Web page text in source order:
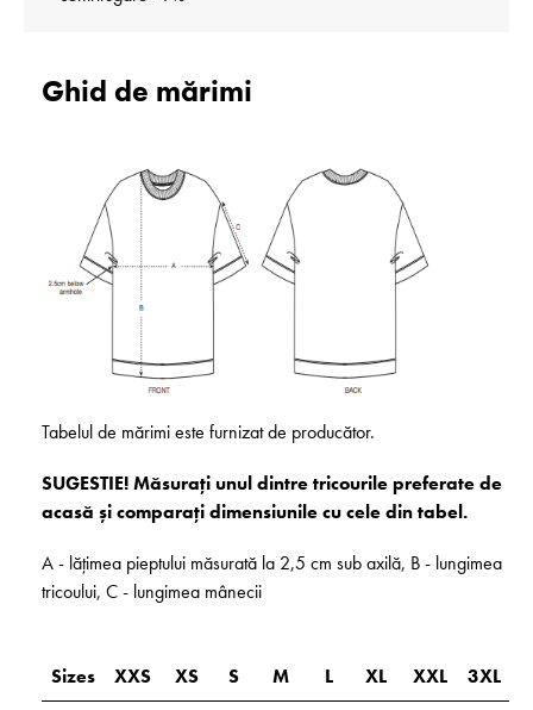
Ghid de mărimi
Tabelul de mărimi este furnizat de producător.
SUGESTIE! Măsurați unul dintre tricourile preferate de
acasă și comparați dimensiunile cu cele din tabel.
A - lățimea pieptului măsurată la 2,5 cm sub axilă, B - lungimea
tricoului, C - lungimea mânecii
Sizes XXS XS S M L XL XXL
3XL